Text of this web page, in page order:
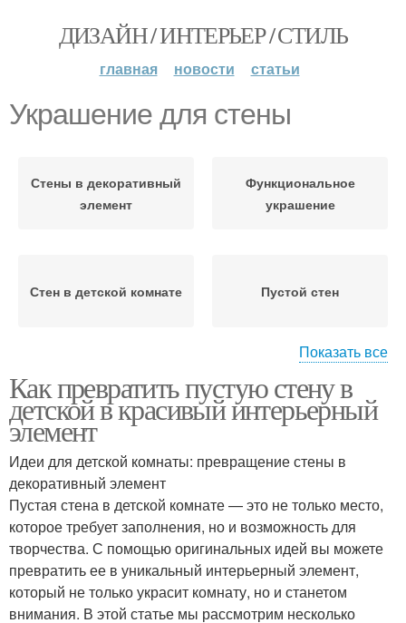
ДИЗАЙН / ИНТЕРЬЕР / СТИЛЬ
главная новости статьи
Украшение для стены
Стены в декоративный
элемент
Функциональное
украшение
Стен в детской комнате Пустой стен
комнате
Украшения на стену
Уголок на пустой стене
Картины для украшения Идеи для украшения
Показать все
Как превратить пустую стену в
детской в красивый интерьерный
элемент
Идеи для детской комнаты: превращение стены в
декоративный элемент
Пустая стена в детской комнате — это не только место,
которое требует заполнения, но и возможность для
творчества. С помощью оригинальных идей вы можете
превратить ее в уникальный интерьерный элемент,
который не только украсит комнату, но и станетом
внимания. В этой статье мы рассмотрим несколько